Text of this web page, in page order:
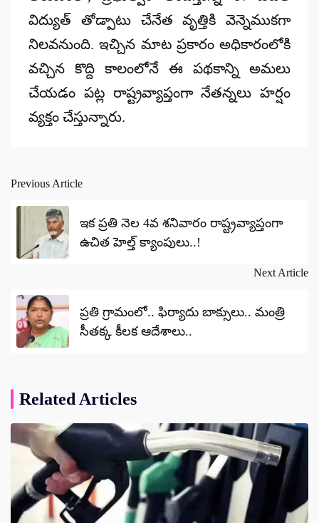
విద్యుత్ తోడ్పాటు చేనేత వృత్తికి వెన్నెముకగా
నిలవనుంది. ఇచ్చిన మాట ప్రకారం అధికారంలోకి
వచ్చిన కొద్ది కాలంలోనే ఈ పథకాన్ని అమలు
చేయడం పట్ల రాష్ట్రవ్యాప్తంగా నేతన్నలు హర్షం
వ్యక్తం చేస్తున్నారు.
Post
navigation
Previous Article
ఇక‌ ప్రతి నెల 4వ శనివారం రాష్ట్రవ్యాప్తంగా
ఉచిత హెల్త్ క్యాంపులు..!
Next Article
ప్రతి గ్రామంలో.. ఫిర్యాదు బాక్సులు.. మంత్రి
సీతక్క కీలక ఆదేశాలు..
Related Articles